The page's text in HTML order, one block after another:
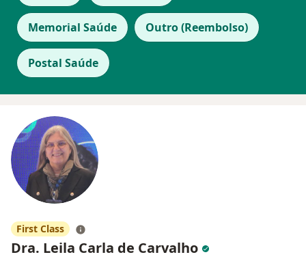
Memorial Saúde Outro (Reembolso)
Postal Saúde
First Class
Dra. Leila Carla de Carvalho